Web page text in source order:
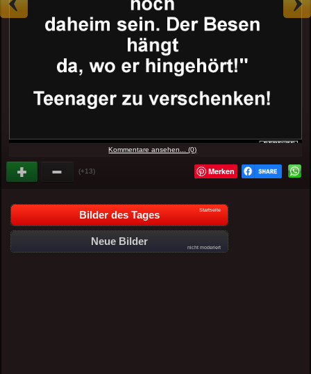
Kommentare ansehen... (0)
(+13) Merken
Bilder des Tages Startseite
Neue Bilder
nicht moderiert